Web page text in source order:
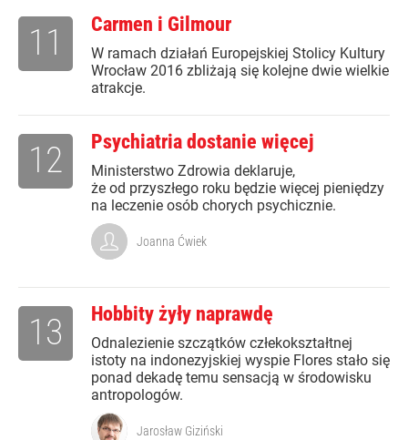
Carmen i Gilmour
W ramach działań Europejskiej Stolicy Kultury
Wrocław 2016 zbliżają się kolejne dwie wielkie
atrakcje.
11
Psychiatria dostanie więcej
Ministerstwo Zdrowia deklaruje,
że od przyszłego roku będzie więcej pieniędzy
na leczenie osób chorych psychicznie.
12
Joanna Ćwiek
Hobbity żyły naprawdę
Odnalezienie szczątków człekokształtnej
istoty na indonezyjskiej wyspie Flores stało się
ponad dekadę temu sensacją w środowisku
antropologów.
13
Jarosław Giziński